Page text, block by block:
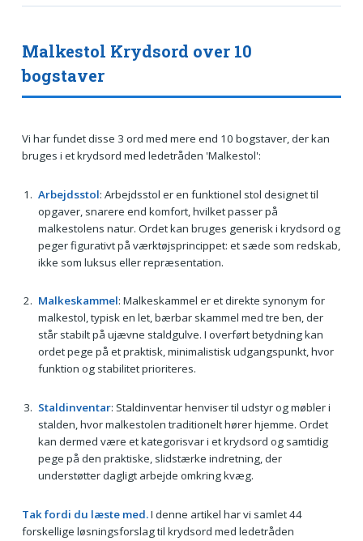
Malkestol Krydsord over 10
bogstaver
Vi har fundet disse 3 ord med mere end 10 bogstaver, der kan
bruges i et krydsord med ledetråden 'Malkestol':
Arbejdsstol: Arbejdsstol er en funktionel stol designet til
opgaver, snarere end komfort, hvilket passer på
malkestolens natur. Ordet kan bruges generisk i krydsord og
peger figurativt på værktøjsprincippet: et sæde som redskab,
ikke som luksus eller repræsentation.
Malkeskammel: Malkeskammel er et direkte synonym for
malkestol, typisk en let, bærbar skammel med tre ben, der
står stabilt på ujævne staldgulve. I overført betydning kan
ordet pege på et praktisk, minimalistisk udgangspunkt, hvor
funktion og stabilitet prioriteres.
Staldinventar: Staldinventar henviser til udstyr og møbler i
stalden, hvor malkestolen traditionelt hører hjemme. Ordet
kan dermed være et kategorisvar i et krydsord og samtidig
pege på den praktiske, slidstærke indretning, der
understøtter dagligt arbejde omkring kvæg.
Tak fordi du læste med.I denne artikel har vi samlet 44
forskellige løsningsforslag til krydsord med ledetråden